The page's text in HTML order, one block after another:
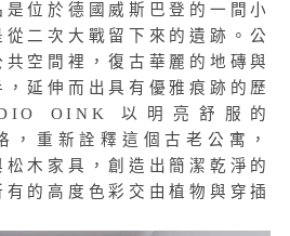
位於德國威斯巴登的一間小
二次大戰留下來的遺跡。公
空間裡，復古華麗的地磚與
延伸而出具有優雅痕跡的歷
OINK 以明亮舒服的
重新詮釋這個古老公寓，
木家具，創造出簡潔乾淨的
的高度色彩交由植物與穿插